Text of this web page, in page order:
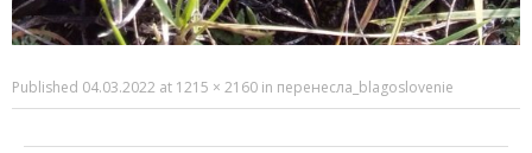
Published 04.03.2022 at 1215 × 2160 in перенесла_blagoslovenie